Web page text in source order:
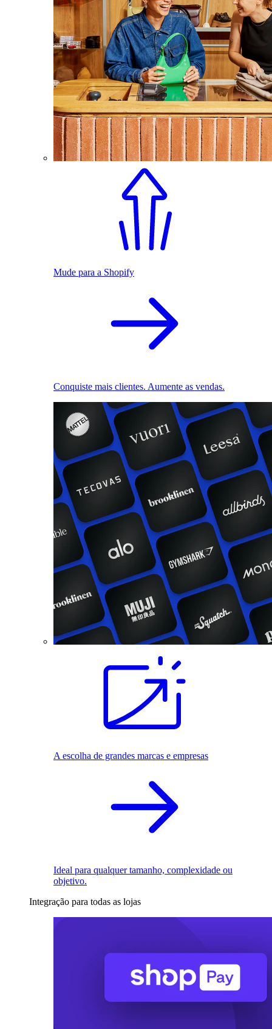
Mude para a Shopify
Conquiste mais clientes. Aumente as vendas.
A escolha de grandes marcas e empresas
Ideal para qualquer tamanho, complexidade ou
objetivo.
Integração para todas as lojas